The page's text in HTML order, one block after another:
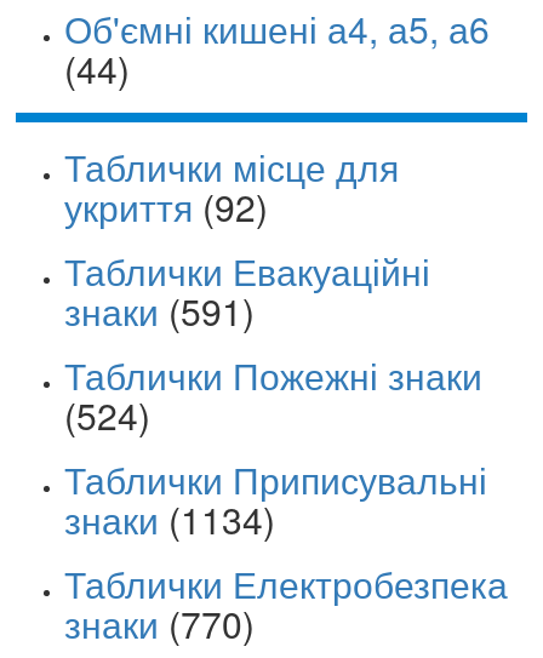
Об'ємні кишені а4, а5, а6
(44)
Таблички місце для
укриття (92)
Таблички Евакуаційні
знаки (591)
Таблички Пожежні знаки
(524)
Таблички Приписувальні
знаки (1134)
Таблички Електробезпека
знаки (770)